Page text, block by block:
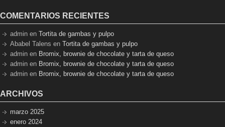
COMENTARIOS RECIENTES
admin en Tortita de gambas y pulpo
Ababel Talens en Tortita de gambas y pulpo
admin en Bromix, brownie de chocolate y tarta de queso
admin en Bromix, brownie de chocolate y tarta de queso
admin en Bromix, brownie de chocolate y tarta de queso
ARCHIVOS
marzo 2025
enero 2024